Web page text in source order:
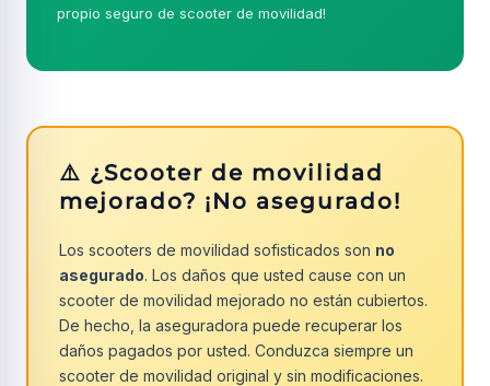
propio seguro de scooter de movilidad!
⚠️ ¿Scooter de movilidad
mejorado? ¡No asegurado!
Los scooters de movilidad sofisticados son no
asegurado. Los daños que usted cause con un
scooter de movilidad mejorado no están cubiertos.
De hecho, la aseguradora puede recuperar los
daños pagados por usted. Conduzca siempre un
scooter de movilidad original y sin modificaciones.